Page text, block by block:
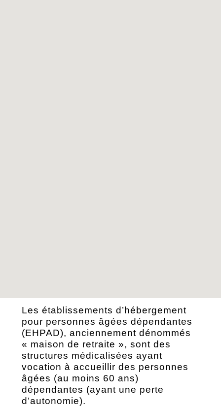
Les établissements d’hébergement
pour personnes âgées dépendantes
(EHPAD), anciennement dénommés
« maison de retraite », sont des
structures médicalisées ayant
vocation à accueillir des personnes
âgées (au moins 60 ans)
dépendantes (ayant une perte
d’autonomie).